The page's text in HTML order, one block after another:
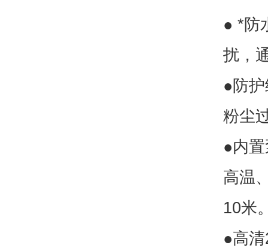
● *防
扰，
●防
粉尘
●内
高温
10米
●高